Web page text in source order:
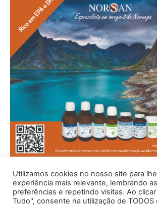
Utilizamos cookies no nosso site para
experiência mais relevante, lembrando
preferências e repetindo visitas. Ao
Tudo", consente na utilização de